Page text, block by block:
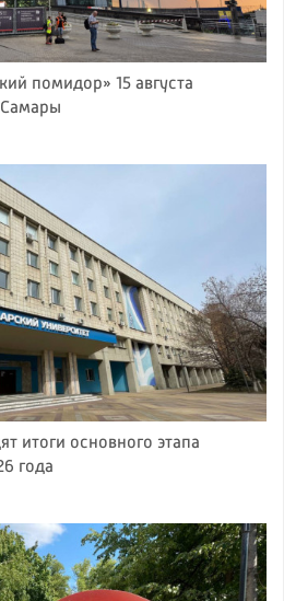
помидор» 15 августа
Самары
итоги основного этапа
года